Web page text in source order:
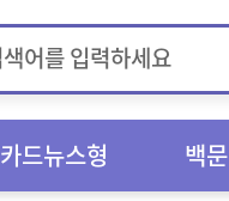
카드뉴스형 백